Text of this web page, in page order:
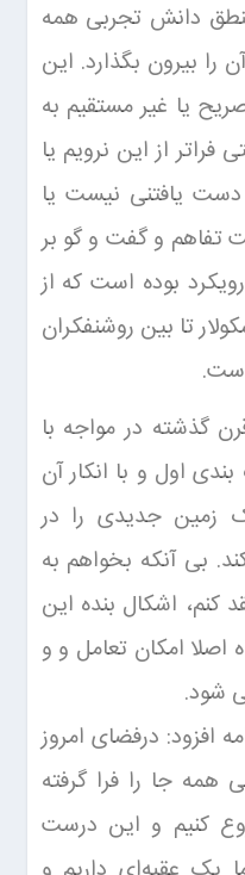
دانش تجربی همه
را بیرون بگذارد. این
یا غیر مستقیم به
فراتر از این نرویم یا
یافتنی نیست یا
تفاهم و گفت و گو بر
بوده است که از
تا بین روشنفکران
گذشته در مواجه با
اول و با انکار آن
زمین جدیدی را در
بی آنکه بخواهم به
کنم، اشکال بنده این
اصلا امکان تعامل و و
شود.
افزود: درفضای امروز
همه جا را فرا گرفته
کنیم و این درست